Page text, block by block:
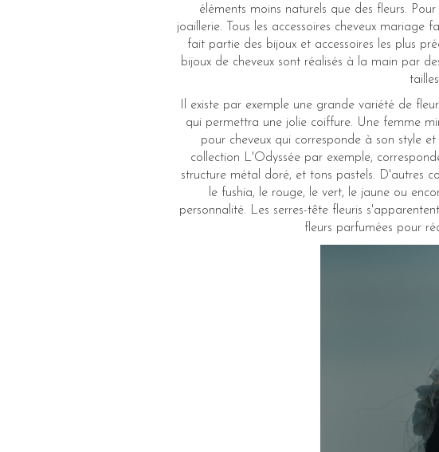
éléments moins naturels que des fleurs.
joaillerie. Tous les accessoires cheveux
fait partie des bijoux et accessoires les plus
bijoux de cheveux sont réalisés à la main par
Il existe par exemple une grande variété de
qui permettra une jolie coiffure. Une femme
pour cheveux qui corresponde à son style
collection L'Odyssée par exemple,
structure métal doré, et tons pastels. D'autres
le fushia, le rouge, le vert, le jaune ou
personnalité. Les serres-tête fleuris
fleurs parfumées pour